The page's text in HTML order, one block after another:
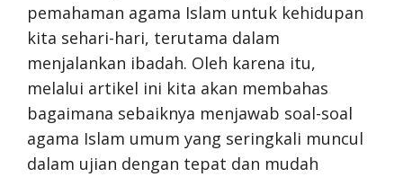
pemahaman agama Islam untuk kehidupan
kita sehari-hari, terutama dalam
menjalankan ibadah. Oleh karena itu,
melalui artikel ini kita akan membahas
bagaimana sebaiknya menjawab soal-soal
agama Islam umum yang seringkali muncul
dalam ujian dengan tepat dan mudah